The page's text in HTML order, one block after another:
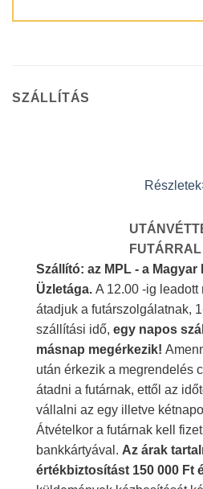
SZÁLLÍTÁS
Szállító: az MPL - a
Üzletága. A 12.00 -ig
átadjuk a futárszolgálatnak,
szállítási idő, egy napos
másnap megérkezik!
után érkezik a megrendelés
átadni a futárnak, ettől az
vállalni az egy illetve
Átvételkor a futárnak kell
bankkártyával. Az árak
értékbiztosítást 150 000 Ft